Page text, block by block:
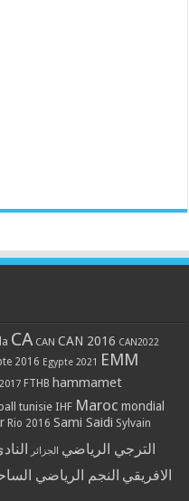
CA CAN CAN 2016 CAN2022
2016 Egypte 2021 EMM
FTHB hammamet
tunisie IHF Maroc mondial
Rio 2016 Sami Saidi Sylvain
الترجي الرياضي الجزائر
الافريقي النجم الرياضي